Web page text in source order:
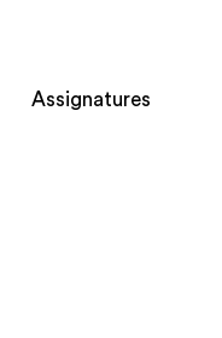
Assignatures